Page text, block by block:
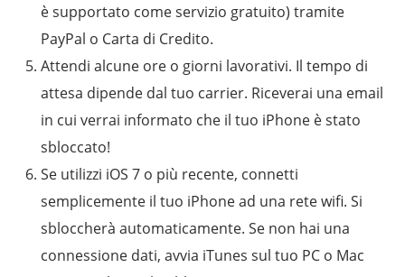
è supportato come servizio gratuito) tramite
PayPal o Carta di Credito.
Attendi alcune ore o giorni lavorativi. Il tempo di
attesa dipende dal tuo carrier. Riceverai una email
in cui verrai informato che il tuo iPhone è stato
sbloccato!
Se utilizzi iOS 7 o più recente, connetti
semplicemente il tuo iPhone ad una rete wifi. Si
sbloccherà automaticamente. Se non hai una
connessione dati, avvia iTunes sul tuo PC o Mac